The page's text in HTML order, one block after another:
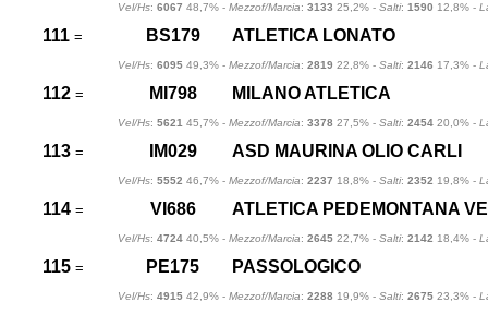
Vel/Hs: 6067 48,7% - Mezzof/Marcia: 3133 25,2% - Salti: 1590 12,8% -
111 = BS179 ATLETICA LONATO
Vel/Hs: 6095 49,3% - Mezzof/Marcia: 2819 22,8% - Salti: 2146 17,3% -
112 = MI798 MILANO ATLETICA
Vel/Hs: 5621 45,7% - Mezzof/Marcia: 3378 27,5% - Salti: 2454 20,0% -
113 = IM029 ASD MAURINA OLIO CARLI
Vel/Hs: 5552 46,7% - Mezzof/Marcia: 2237 18,8% - Salti: 2352 19,8% -
114 = VI686 ATLETICA PEDEMONTANA
Vel/Hs: 4724 40,5% - Mezzof/Marcia: 2645 22,7% - Salti: 2142 18,4% -
115 = PE175 PASSOLOGICO
Vel/Hs: 4915 42,9% - Mezzof/Marcia: 2288 19,9% - Salti: 2675 23,3% -